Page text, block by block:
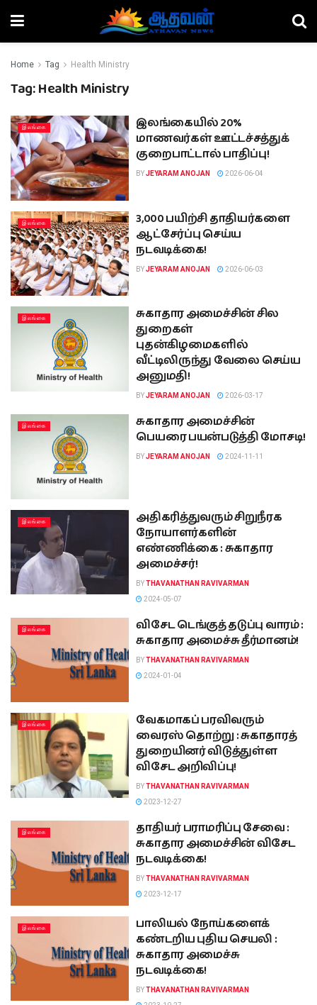
Home Tag Health Ministry
Tag:Health Ministry
இலங்கை
இலங்கையில் 20%
மாணவர்கள் ஊட்டச்சத்துக்
குறைபாட்டால் பாதிப்பு!
BYJEYARAM ANOJAN 2026-06-04
இலங்கை
3,000 பயிற்சி தாதியர்களை
ஆட்சேர்ப்பு செய்ய
நடவடிக்கை!
BYJEYARAM ANOJAN 2026-06-03
இலங்கை
சுகாதார அமைச்சின் சில
துறைகள்
புதன்கிழமைகளில்
வீட்டிலிருந்து வேலை செய்ய
அனுமதி!
BYJEYARAM ANOJAN 2026-03-17
இலங்கை
சுகாதார அமைச்சின்
பெயரை பயன்படுத்தி மோசடி!
BYJEYARAM ANOJAN 2024-11-11
இலங்கை
அதிகரித்துவரும் சிறுநீரக
நோயாளர்களின்
எண்ணிக்கை : சுகாதார
அமைச்சர்!
BYTHAVANATHAN RAVIVARMAN
2024-05-07
இலங்கை
விசேட டெங்குத் தடுப்பு வாரம் :
சுகாதார அமைச்சு தீர்மானம்!
BYTHAVANATHAN RAVIVARMAN
2024-01-04
இலங்கை
வேகமாகப் பரவிவரும்
வைரஸ் தொற்று : சுகாதாரத்
துறையினர் விடுத்துள்ள
விசேட அறிவிப்பு!
BYTHAVANATHAN RAVIVARMAN
2023-12-27
இலங்கை
தாதியர் பராமரிப்பு சேவை :
சுகாதார அமைச்சின் விசேட
நடவடிக்கை!
BYTHAVANATHAN RAVIVARMAN
2023-12-17
இலங்கை
பாலியல் நோய்களைக்
கண்டறிய புதிய செயலி :
சுகாதார அமைச்சு
நடவடிக்கை!
BYTHAVANATHAN RAVIVARMAN